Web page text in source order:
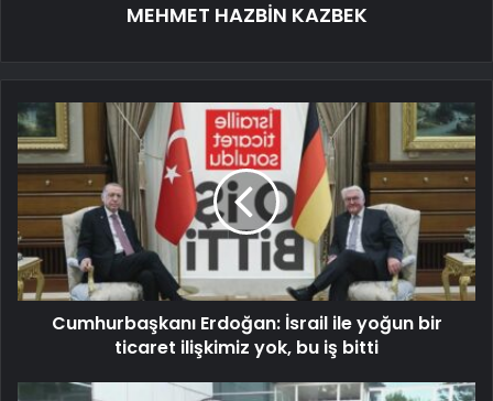
MEHMET HAZBİN KAZBEK
Cumhurbaşkanı Erdoğan: İsrail ile yoğun bir
ticaret ilişkimiz yok, bu iş bitti